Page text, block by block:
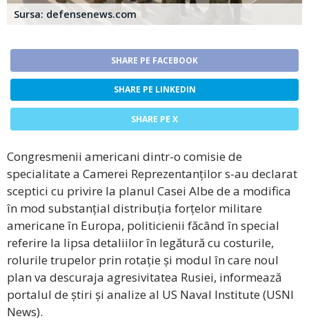
Sursa: defensenews.com
SHARE PE FACEBOOK
SHARE PE LINKEDIN
SHARE PE X
Congresmenii americani dintr-o comisie de
specialitate a Camerei Reprezentanților s-au declarat
sceptici cu privire la planul Casei Albe de a modifica
în mod substanțial distribuția forțelor militare
americane în Europa, politicienii făcând în special
referire la lipsa detaliilor în legătură cu costurile,
rolurile trupelor prin rotație și modul în care noul
plan va descuraja agresivitatea Rusiei, informează
portalul de știri și analize al US Naval Institute (USNI
News).